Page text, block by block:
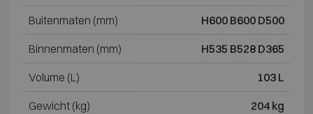
Buitenmaten (mm) H600 B600 D500
Binnenmaten (mm) H535 B528 D365
Volume (L) 103 L
Gewicht (kg) 204 kg